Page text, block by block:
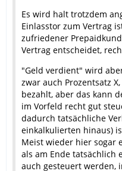
Es wird halt trotzdem
Einlasstor zum Vertrag
zufriedener
Vertrag entscheidet,
"Geld verdient" wird
zwar auch Prozentsatz
bezahlt, aber das kann
im Vorfeld recht gut
dadurch tatsächliche
einkalkulierten hinaus)
Meist wieder hier sogar
als am Ende tatsächlich
auch gesteuert werden,